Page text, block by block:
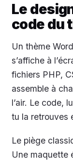
Le
code du
Un thème
s’affiche à
fichiers PHP,
assemble à
l’air. Le code,
tu la retrouves
Le piège
Une maquette